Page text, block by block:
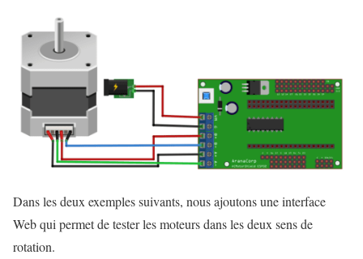
Dans les deux exemples suivants, nous ajoutons une interface
Web qui permet de tester les moteurs dans les deux sens de
rotation.